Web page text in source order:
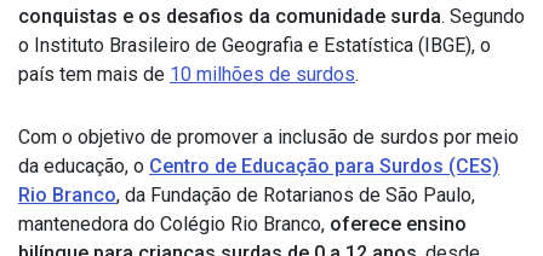
conquistas e os desafios da comunidade surda. Segundo
o Instituto Brasileiro de Geografia e Estatística (IBGE), o
país tem mais de 10 milhões de surdos.
Com o objetivo de promover a inclusão de surdos por meio
da educação, o Centro de Educação para Surdos (CES)
Rio Branco, da Fundação de Rotarianos de São Paulo,
mantenedora do Colégio Rio Branco, oferece ensino